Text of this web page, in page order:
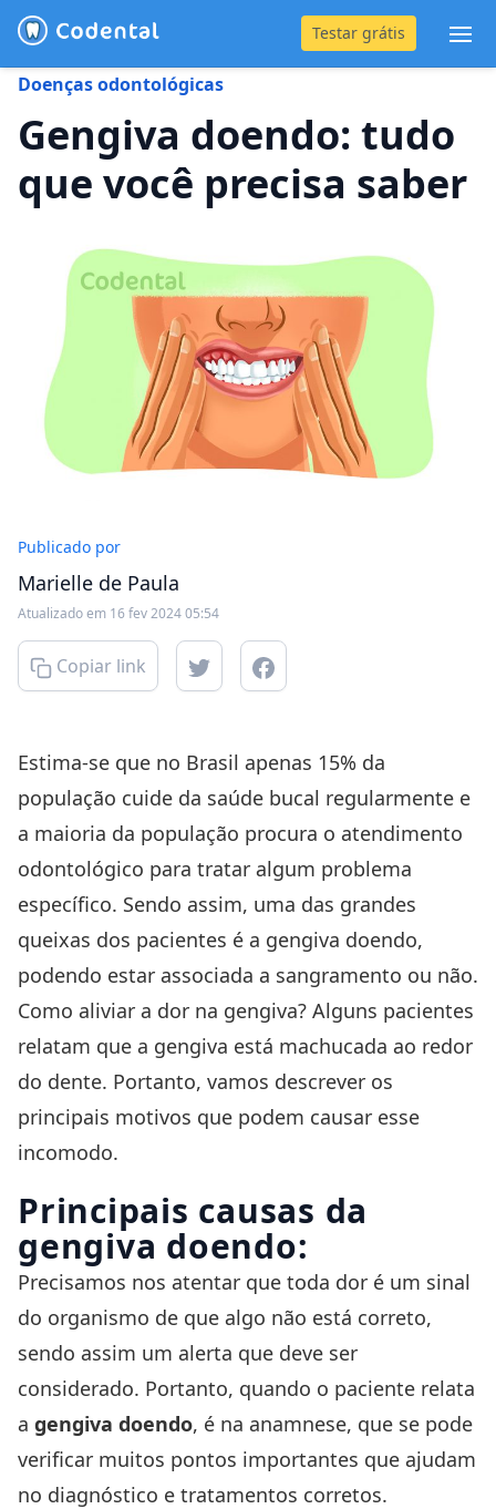
Testar grátis
(31) 4042-0882
Blog
Preço
Entrar
Doenças odontológicas
Gengiva doendo: tudo
que você precisa saber
Publicado por
Marielle de Paula
Atualizado em 16 fev 2024 05:54
Copiar link
Estima-se que no Brasil apenas 15% da
população cuide da saúde bucal regularmente e
a maioria da população procura o atendimento
odontológico para tratar algum problema
específico. Sendo assim, uma das grandes
queixas dos pacientes é a gengiva doendo,
podendo estar associada a sangramento ou não.
Como aliviar a dor na gengiva? Alguns pacientes
relatam que a gengiva está machucada ao redor
do dente. Portanto, vamos descrever os
principais motivos que podem causar esse
incomodo.
Principais causas da
gengiva doendo:
Precisamos nos atentar que toda dor é um sinal
do organismo de que algo não está correto,
sendo assim um alerta que deve ser
considerado. Portanto, quando o paciente relata
a gengiva doendo, é na anamnese, que se pode
verificar muitos pontos importantes que ajudam
no diagnóstico e tratamentos corretos.